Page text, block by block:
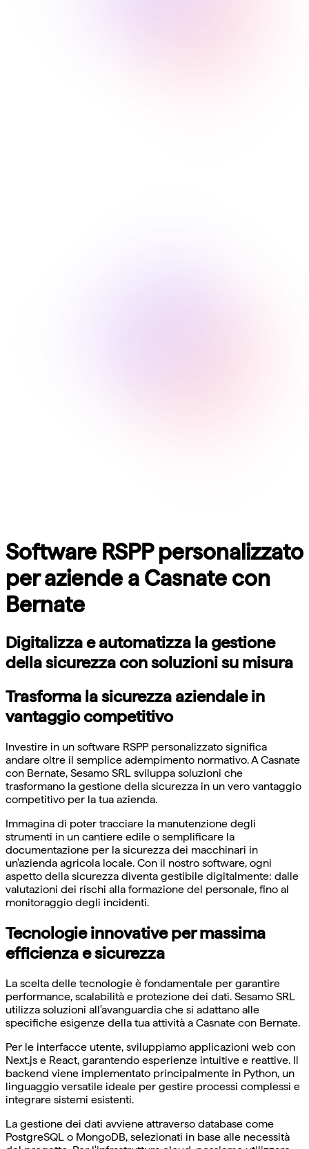
Software RSPP personalizzato
per aziende a Casnate con
Bernate
Digitalizza e automatizza la gestione
della sicurezza con soluzioni su misura
Trasforma la sicurezza aziendale in
vantaggio competitivo
Investire in un software RSPP personalizzato significa
andare oltre il semplice adempimento normativo. A Casnate
con Bernate, Sesamo SRL sviluppa soluzioni che
trasformano la gestione della sicurezza in un vero vantaggio
competitivo per la tua azienda.
Immagina di poter tracciare la manutenzione degli
strumenti in un cantiere edile o semplificare la
documentazione per la sicurezza dei macchinari in
un'azienda agricola locale. Con il nostro software, ogni
aspetto della sicurezza diventa gestibile digitalmente: dalle
valutazioni dei rischi alla formazione del personale, fino al
monitoraggio degli incidenti.
Tecnologie innovative per massima
efficienza e sicurezza
La scelta delle tecnologie è fondamentale per garantire
performance, scalabilità e protezione dei dati. Sesamo SRL
utilizza soluzioni all'avanguardia che si adattano alle
specifiche esigenze della tua attività a Casnate con Bernate.
Per le interfacce utente, sviluppiamo applicazioni web con
Next.js e React, garantendo esperienze intuitive e reattive. Il
backend viene implementato principalmente in Python, un
linguaggio versatile ideale per gestire processi complessi e
integrare sistemi esistenti.
La gestione dei dati avviene attraverso database come
PostgreSQL o MongoDB, selezionati in base alle necessità